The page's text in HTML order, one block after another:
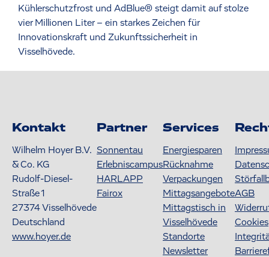
Kühlerschutzfrost und AdBlue® steigt damit auf stolze
vier Millionen Liter – ein starkes Zeichen für
Innovationskraft und Zukunftssicherheit in
Visselhövede.
Kontakt
Wilhelm Hoyer B.V.
& Co. KG
Rudolf-Diesel-
Straße 1
27374Visselhövede
Deutschland
www.hoyer.de
Partner
Sonnentau
Erlebniscampus
HARLAPP
Fairox
Services
Energiesparen
Rücknahme
Verpackungen
Mittagsangebote
Mittagstisch in
Visselhövede
Standorte
Newsletter
AGB
Cookies